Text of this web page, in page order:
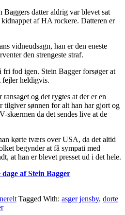
Baggers datter aldrig var blevet sat
af HA rockere. Datteren er
vidneudsagn, han er den eneste
den strengeste straf.
fri fod igen. Stein Bagger forsøger at
fejler heldigvis.
og det rygtes at der er en
tilgiver sønnen for alt han har gjort og
skærmen da det sendes live at de
kørte tværs over USA, da det altid
begynder at få sympati med
at han er blevet presset ud i det hele.
af Stein Bagger
Tagged With: asger jensby, dorte